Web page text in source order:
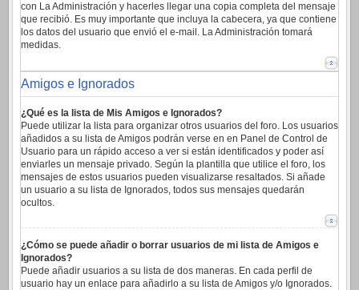
con La Administración y hacerles llegar una copia completa del mensaje
que recibió. Es muy importante que incluya la cabecera, ya que contiene
los datos del usuario que envió el e-mail. La Administración tomará
medidas.
Amigos e Ignorados
¿Qué es la lista de Mis Amigos e Ignorados?
Puede utilizar la lista para organizar otros usuarios del foro. Los usuarios
añadidos a su lista de Amigos podrán verse en en Panel de Control de
Usuario para un rápido acceso a ver si están identificados y poder así
enviarles un mensaje privado. Según la plantilla que utilice el foro, los
mensajes de estos usuarios pueden visualizarse resaltados. Si añade
un usuario a su lista de Ignorados, todos sus mensajes quedarán
ocultos.
¿Cómo se puede añadir o borrar usuarios de mi lista de Amigos e
Ignorados?
Puede añadir usuarios a su lista de dos maneras. En cada perfil de
usuario hay un enlace para añadirlo a su lista de Amigos y/o Ignorados.